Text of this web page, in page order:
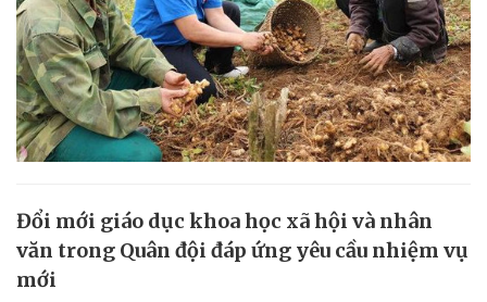
Đổi mới giáo dục khoa học xã hội và nhân
văn trong Quân đội đáp ứng yêu cầu nhiệm vụ
mới